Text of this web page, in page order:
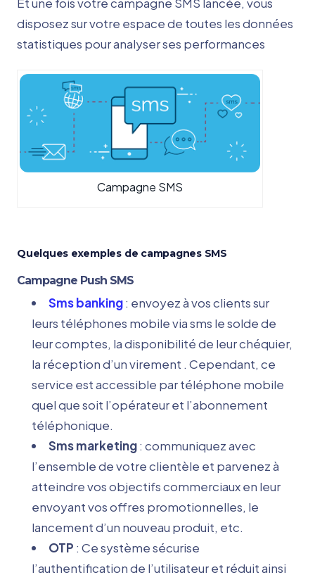
disposez sur votre espace de toutes les données
statistiques pour analyser ses performances
Campagne SMS
Quelques exemples de campagnes SMS
Campagne Push SMS
Sms banking: envoyez à vos clients sur
leurs téléphones mobile via sms le solde de
leur comptes, la disponibilité de leur chéquier,
la réception d’un virement . Cependant, ce
service est accessible par téléphone mobile
quel que soit l’opérateur et l’abonnement
téléphonique.
Sms marketing: communiquez avec
l’ensemble de votre clientèle et parvenez à
atteindre vos objectifs commerciaux en leur
envoyant vos offres promotionnelles, le
lancement d’un nouveau produit, etc.
OTP : Ce système sécurise
l’authentification de l’utilisateur et réduit ainsi